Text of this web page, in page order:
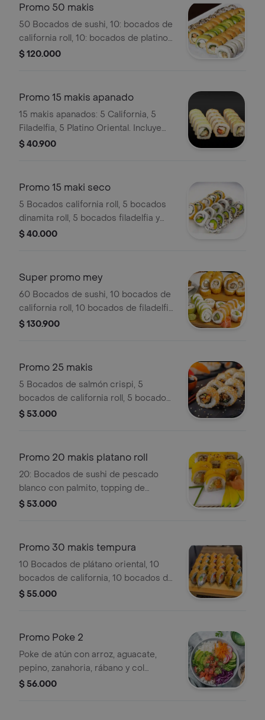
Promo 50 makis
50 Bocados de sushi, 10: bocados de
california roll, 10: bocados de platino
oriental, 10: bocados de filadelfia, 10:
casa 1.ml.
$ 120.000
Promo 15 makis apanado
15 makis apanados: 5 California, 5
Filadelfia, 5 Platino Oriental. Incluye
bebida de la casa.
$ 40.900
Promo 15 maki seco
5 Bocados california roll, 5 bocados
dinamita roll, 5 bocados filadelfia y
bebida de la casa.
$ 40.000
Super promo mey
60 Bocados de sushi, 10 bocados de
california roll, 10 bocados de filadelfia
roll, 10 bocados de dinamita roll, 10
$ 130.900
Promo 25 makis
5 Bocados de salmón crispi, 5
bocados de california roll, 5 bocados
de dinamita roll, 5 bocados de
casa.
$ 53.000
Promo 20 makis platano roll
20: Bocados de sushi de pescado
blanco con palmito, topping de
plátano y bebida de la casa.
$ 53.000
Promo 30 makis tempura
10 Bocados de plátano oriental, 10
bocados de california, 10 bocados de
filadelfia y bebida de la casa.
$ 55.000
Promo Poke 2
Poke de atún con arroz, aguacate,
pepino, zanahoria, rábano y col
morada.
$ 56.000